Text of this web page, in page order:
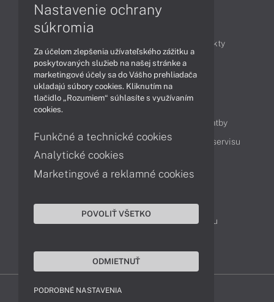
Produkty
Technológie
Videá
Obsah
Možnosti doručenia a platby
Podpora a servis
Servisné služby Cenník servisu
Kontakty
043 4224 771
Obchodné oddelenie
Reklamácia tovaru
Nastavenie ochrany
súkromia
Za účelom zlepšenia užívateľského zážitku a
poskytovaných služieb na našej stránke a
marketingové účely sa do Vášho prehliadača
ukladajú súbory cookies. Kliknutím na
tlačidlo „Rozumiem“ súhlasíte s využívaním
cookies.
Funkčné a technické cookies
Analytické cookies
Marketingové a reklamné cookies
POVOLIŤ VŠETKO
ODMIETNUŤ
PODROBNÉ NASTAVENIA